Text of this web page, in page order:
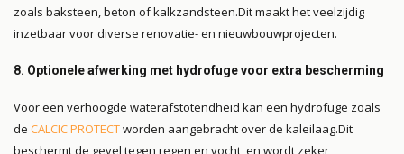
zoals baksteen, beton of kalkzandsteen.Dit maakt het veelzijdig
inzetbaar voor diverse renovatie- en nieuwbouwprojecten.
8. Optionele afwerking met hydrofuge voor extra bescherming
Voor een verhoogde waterafstotendheid kan een hydrofuge zoals
de CALCIC PROTECTworden aangebracht over de kaleilaag.Dit
beschermt de gevel tegen regen en vocht, en wordt zeker